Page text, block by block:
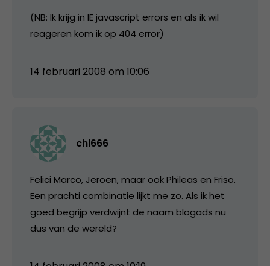
(NB: Ik krijg in IE javascript errors en als ik wil
reageren kom ik op 404 error)
14 februari 2008 om 10:06
chi666
Felici Marco, Jeroen, maar ook Phileas en Friso.
Een prachti combinatie lijkt me zo. Als ik het
goed begrijp verdwijnt de naam blogads nu
dus van de wereld?